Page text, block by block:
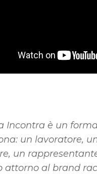
Incontra è un
un lavoratore,
un
attorno al brand